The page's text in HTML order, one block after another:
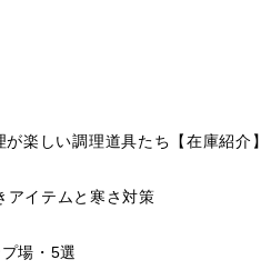
楽しい調理道具たち【在庫紹介】
アイテムと寒さ対策
場・5選